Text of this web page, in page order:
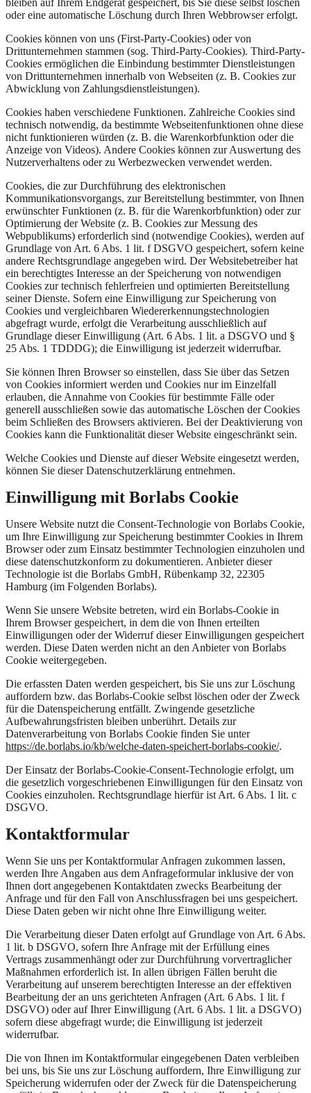
oder eine automatische Löschung durch Ihren Webbrowser erfolgt.
Cookies können von uns (First-Party-Cookies) oder von
Drittunternehmen stammen (sog. Third-Party-Cookies). Third-Party-
Cookies ermöglichen die Einbindung bestimmter Dienstleistungen
von Drittunternehmen innerhalb von Webseiten (z. B. Cookies zur
Abwicklung von Zahlungsdienstleistungen).
Cookies haben verschiedene Funktionen. Zahlreiche Cookies sind
technisch notwendig, da bestimmte Webseitenfunktionen ohne diese
nicht funktionieren würden (z. B. die Warenkorbfunktion oder die
Anzeige von Videos). Andere Cookies können zur Auswertung des
Nutzerverhaltens oder zu Werbezwecken verwendet werden.
Cookies, die zur Durchführung des elektronischen
Kommunikationsvorgangs, zur Bereitstellung bestimmter, von Ihnen
erwünschter Funktionen (z. B. für die Warenkorbfunktion) oder zur
Optimierung der Website (z. B. Cookies zur Messung des
Webpublikums) erforderlich sind (notwendige Cookies), werden auf
Grundlage von Art. 6 Abs. 1 lit. f DSGVO gespeichert, sofern keine
andere Rechtsgrundlage angegeben wird. Der Websitebetreiber hat
ein berechtigtes Interesse an der Speicherung von notwendigen
Cookies zur technisch fehlerfreien und optimierten Bereitstellung
seiner Dienste. Sofern eine Einwilligung zur Speicherung von
Cookies und vergleichbaren Wiedererkennungstechnologien
abgefragt wurde, erfolgt die Verarbeitung ausschließlich auf
Grundlage dieser Einwilligung (Art. 6 Abs. 1 lit. a DSGVO und §
25 Abs. 1 TDDDG); die Einwilligung ist jederzeit widerrufbar.
Sie können Ihren Browser so einstellen, dass Sie über das Setzen
von Cookies informiert werden und Cookies nur im Einzelfall
erlauben, die Annahme von Cookies für bestimmte Fälle oder
generell ausschließen sowie das automatische Löschen der Cookies
beim Schließen des Browsers aktivieren. Bei der Deaktivierung von
Cookies kann die Funktionalität dieser Website eingeschränkt sein.
Welche Cookies und Dienste auf dieser Website eingesetzt werden,
können Sie dieser Datenschutzerklärung entnehmen.
Einwilligung mit Borlabs Cookie
Unsere Website nutzt die Consent-Technologie von Borlabs Cookie,
um Ihre Einwilligung zur Speicherung bestimmter Cookies in Ihrem
Browser oder zum Einsatz bestimmter Technologien einzuholen und
diese datenschutzkonform zu dokumentieren. Anbieter dieser
Technologie ist die Borlabs GmbH, Rübenkamp 32, 22305
Hamburg (im Folgenden Borlabs).
Wenn Sie unsere Website betreten, wird ein Borlabs-Cookie in
Ihrem Browser gespeichert, in dem die von Ihnen erteilten
Einwilligungen oder der Widerruf dieser Einwilligungen gespeichert
werden. Diese Daten werden nicht an den Anbieter von Borlabs
Cookie weitergegeben.
Die erfassten Daten werden gespeichert, bis Sie uns zur Löschung
auffordern bzw. das Borlabs-Cookie selbst löschen oder der Zweck
für die Datenspeicherung entfällt. Zwingende gesetzliche
Aufbewahrungsfristen bleiben unberührt. Details zur
Datenverarbeitung von Borlabs Cookie finden Sie unter
https://de.borlabs.io/kb/welche-daten-speichert-borlabs-cookie/.
Der Einsatz der Borlabs-Cookie-Consent-Technologie erfolgt, um
die gesetzlich vorgeschriebenen Einwilligungen für den Einsatz von
Cookies einzuholen. Rechtsgrundlage hierfür ist Art. 6 Abs. 1 lit. c
DSGVO.
Kontaktformular
Wenn Sie uns per Kontaktformular Anfragen zukommen lassen,
werden Ihre Angaben aus dem Anfrageformular inklusive der von
Ihnen dort angegebenen Kontaktdaten zwecks Bearbeitung der
Anfrage und für den Fall von Anschlussfragen bei uns gespeichert.
Diese Daten geben wir nicht ohne Ihre Einwilligung weiter.
Die Verarbeitung dieser Daten erfolgt auf Grundlage von Art. 6 Abs.
1 lit. b DSGVO, sofern Ihre Anfrage mit der Erfüllung eines
Vertrags zusammenhängt oder zur Durchführung vorvertraglicher
Maßnahmen erforderlich ist. In allen übrigen Fällen beruht die
Verarbeitung auf unserem berechtigten Interesse an der effektiven
Bearbeitung der an uns gerichteten Anfragen (Art. 6 Abs. 1 lit. f
DSGVO) oder auf Ihrer Einwilligung (Art. 6 Abs. 1 lit. a DSGVO)
sofern diese abgefragt wurde; die Einwilligung ist jederzeit
widerrufbar.
Die von Ihnen im Kontaktformular eingegebenen Daten verbleiben
bei uns, bis Sie uns zur Löschung auffordern, Ihre Einwilligung zur
Speicherung widerrufen oder der Zweck für die Datenspeicherung